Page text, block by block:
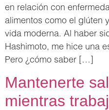
en relación con
alimentos como el glúten
vida moderna. Al haber
Hashimoto, me hice una
Pero ¿cómo saber […]
Mantenerte
mientras